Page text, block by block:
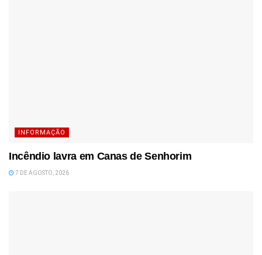
INFORMAÇÃO
Incêndio lavra em Canas de Senhorim
7 DE AGOSTO, 2026